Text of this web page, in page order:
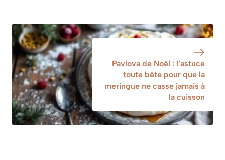
Pavlova de Noël : l’astuce
toute bête pour que la
meringue ne casse jamais à
la cuisson